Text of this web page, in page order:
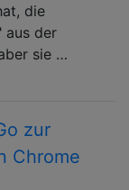
die
aus der
sie …
zur
Chrome